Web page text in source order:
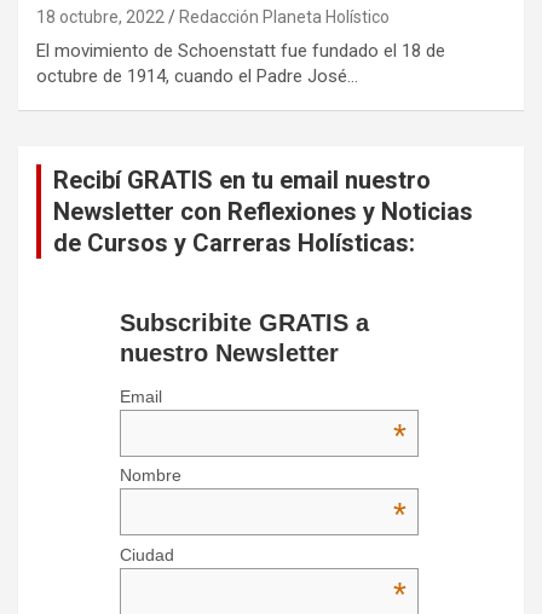
18 octubre, 2022 Redacción Planeta Holístico
El movimiento de Schoenstatt fue fundado el 18 de
octubre de 1914, cuando el Padre José…
Recibí GRATIS en tu email nuestro
Newsletter con Reflexiones y Noticias
de Cursos y Carreras Holísticas:
Subscribite GRATIS a
nuestro Newsletter
Email
*
Nombre
*
Ciudad
*